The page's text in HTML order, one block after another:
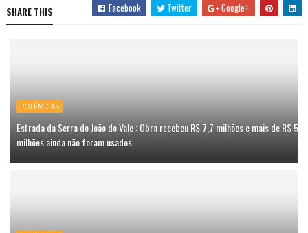
SHARE THIS Facebook Twitter Google+
POLÊMICAS
Estrada da Serra do João do Vale : Obra recebeu R$ 7,7 milhões e mais de R$ 5
milhões ainda não foram usados